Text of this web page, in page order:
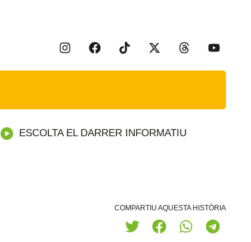
ESCOLTA EL DARRER INFORMATIU
COMPARTIU AQUESTA HISTÒRIA